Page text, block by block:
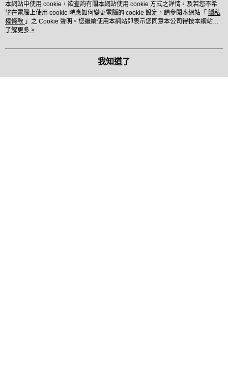
宅配
每筆NT$80，滿NT$490(含以上)免運費
每筆NT$80，滿NT$490(含以上)免運費
本網站中使用 cookie，欲查詢有關本網站使用 cookie 方式之詳情，及若您不希
望在電腦上使用 cookie 時應如何變更電腦的 cookie 設定，請參閱本網站「 隱私
權條款 」之 Cookie 聲明。您繼續使用本網站即表示您同意本公司得按本網站使
用條款之 Cookie 聲明使用 cookie。
了解更多 >
我知道了